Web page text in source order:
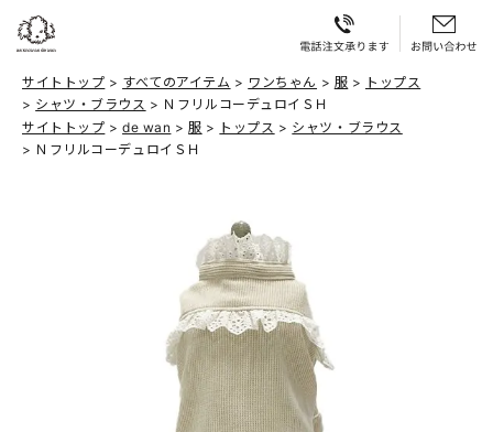
サイトトップ すべてのアイテム ワンちゃん 服
トップス
シャツ・ブラウス
ＮフリルコーデュロイＳＨ
サイトトップ
de wan 服 トップス
シャツ・ブラウス
ＮフリルコーデュロイＳＨ